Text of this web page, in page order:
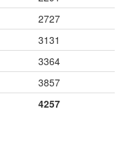
2727
3131
3364
3857
4257